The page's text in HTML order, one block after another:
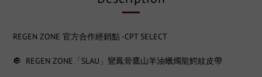
REGEN ZONE 官方合作經銷點 -CPT SELECT
🔘 REGEN ZONE「SLAU」鸞鳳骨鷹山羊油蠟燭龍鰐紋皮帶